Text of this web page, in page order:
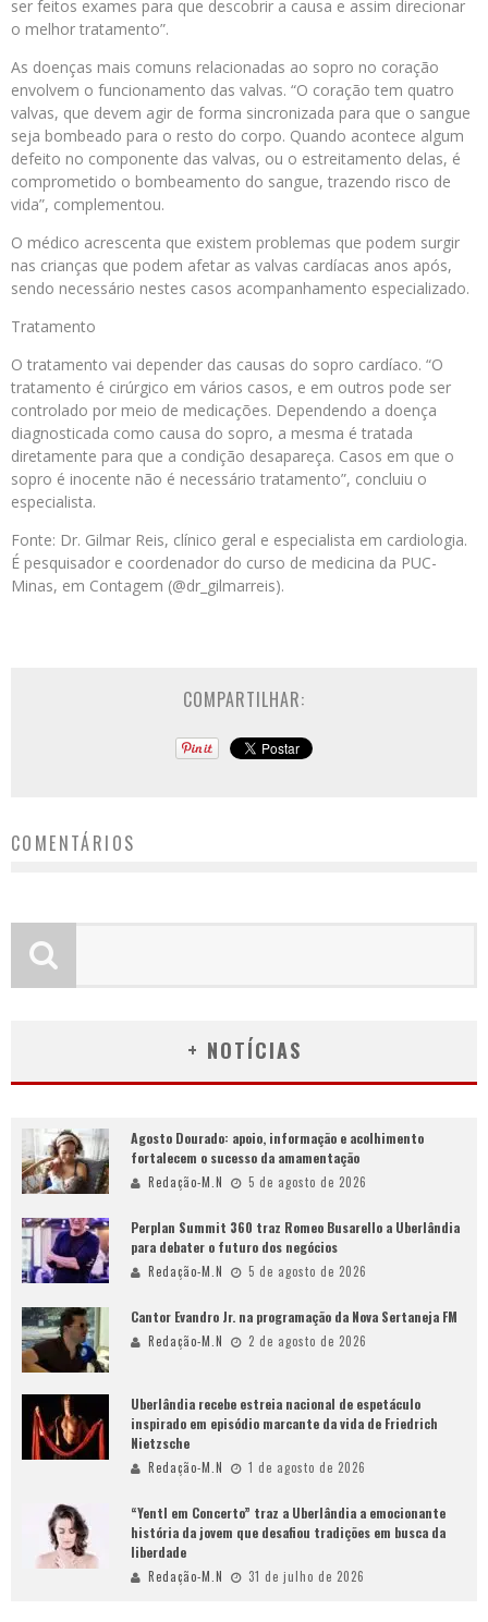
ser feitos exames para que descobrir a causa e assim direcionar
o melhor tratamento”.
As doenças mais comuns relacionadas ao sopro no coração
envolvem o funcionamento das valvas. “O coração tem quatro
valvas, que devem agir de forma sincronizada para que o sangue
seja bombeado para o resto do corpo. Quando acontece algum
defeito no componente das valvas, ou o estreitamento delas, é
comprometido o bombeamento do sangue, trazendo risco de
vida”, complementou.
O médico acrescenta que existem problemas que podem surgir
nas crianças que podem afetar as valvas cardíacas anos após,
sendo necessário nestes casos acompanhamento especializado.
Tratamento
O tratamento vai depender das causas do sopro cardíaco. “O
tratamento é cirúrgico em vários casos, e em outros pode ser
controlado por meio de medicações. Dependendo a doença
diagnosticada como causa do sopro, a mesma é tratada
diretamente para que a condição desapareça. Casos em que o
sopro é inocente não é necessário tratamento”, concluiu o
especialista.
Fonte: Dr. Gilmar Reis, clínico geral e especialista em cardiologia.
É pesquisador e coordenador do curso de medicina da PUC-
Minas, em Contagem (@dr_gilmarreis).
COMPARTILHAR:
COMENTÁRIOS
+ NOTÍCIAS
Agosto Dourado: apoio, informação e acolhimento
fortalecem o sucesso da amamentação
Redação-M.N 5 de agosto de 2026
Perplan Summit 360 traz Romeo Busarello a Uberlândia
para debater o futuro dos negócios
Redação-M.N 5 de agosto de 2026
Cantor Evandro Jr. na programação da Nova Sertaneja FM
Redação-M.N 2 de agosto de 2026
Uberlândia recebe estreia nacional de espetáculo
inspirado em episódio marcante da vida de Friedrich
Nietzsche
Redação-M.N 1 de agosto de 2026
“Yentl em Concerto” traz a Uberlândia a emocionante
história da jovem que desafiou tradições em busca da
liberdade
Redação-M.N 31 de julho de 2026